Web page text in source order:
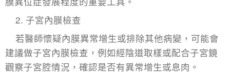
2. 子宮內膜檢查
若醫師懷疑內膜異常增生或排除其他病變，可能會
建議做子宮內膜檢查 ，例如經陰道取樣或配合子宮鏡
觀察子宮腔情況，確認是否有異常增生或息肉。